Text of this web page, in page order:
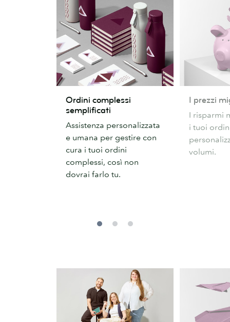
complessi
semplificati
Ordini complessi
semplificati
Assistenza personalizzata
e umana per gestire con
cura i tuoi ordini
complessi, così non
dovrai farlo tu.
prezzi
migliori
I prezzi
I risparmi
i tuoi
volumi.